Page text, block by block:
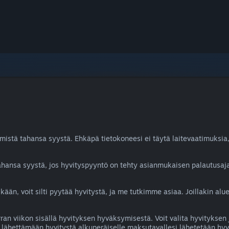
tahansa syystä. Ehkäpä tietokoneesi ei täytä
syystä, jos hyvityspyyntö on tehty asianmukaisen
voit silti pyytää hyvitystä, ja me tutkimme asiaa. Joillakin
viikon sisällä hyvityksen hyväksymisestä. Voit valita
hyvitystä alkuperäiselle maksutavallesi lähetetään